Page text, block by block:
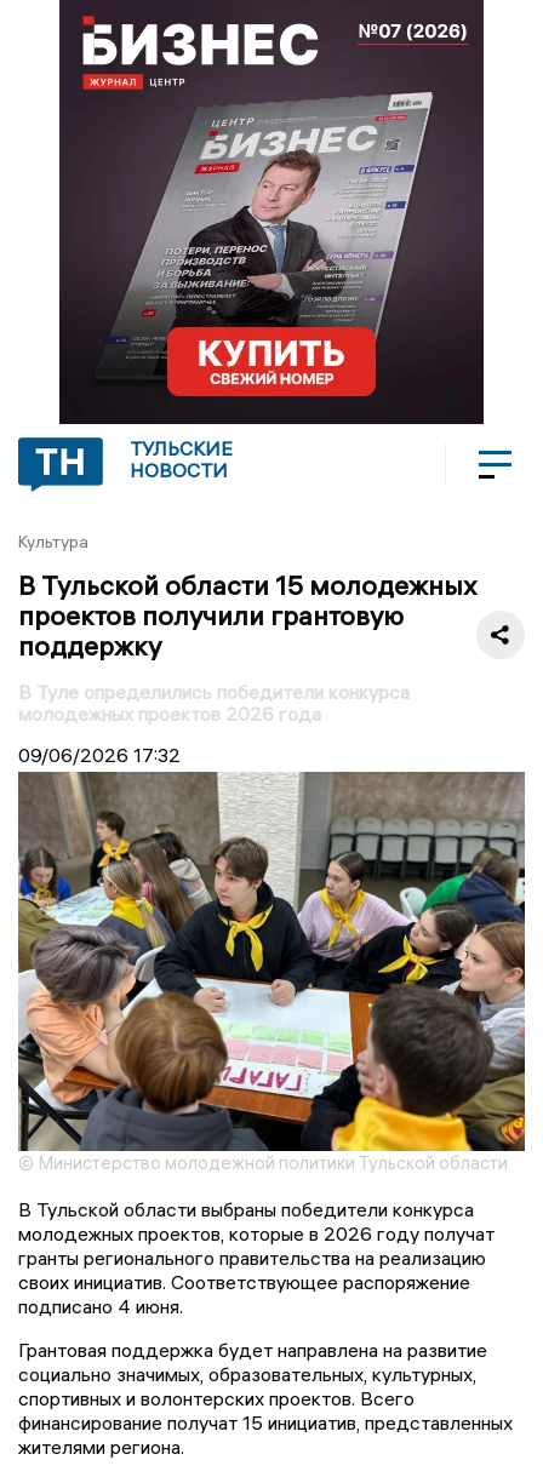
ТУЛЬСКИЕ
НОВОСТИ
Культура
В Тульской области 15 молодежных
проектов получили грантовую
поддержку
В Туле определились победители конкурса
молодежных проектов 2026 года
09/06/2026 17:32
© Министерство молодежной политики Тульской области
В Тульской области выбраны победители конкурса
молодежных проектов, которые в 2026 году получат
гранты регионального правительства на реализацию
своих инициатив. Соответствующее распоряжение
подписано 4 июня.
Грантовая поддержка будет направлена на развитие
социально значимых, образовательных, культурных,
спортивных и волонтерских проектов. Всего
финансирование получат 15 инициатив, представленных
жителями региона.